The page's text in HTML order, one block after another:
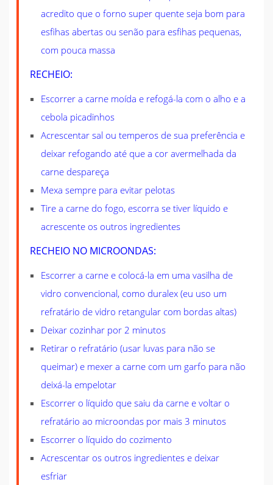
acredito que o forno super quente seja bom para
esfihas abertas ou senão para esfihas pequenas,
com pouca massa
RECHEIO:
Escorrer a carne moída e refogá-la com o alho e a
cebola picadinhos
Acrescentar sal ou temperos de sua preferência e
deixar refogando até que a cor avermelhada da
carne despareça
Mexa sempre para evitar pelotas
Tire a carne do fogo, escorra se tiver líquido e
acrescente os outros ingredientes
RECHEIO NO MICROONDAS:
Escorrer a carne e colocá-la em uma vasilha de
vidro convencional, como duralex (eu uso um
refratário de vidro retangular com bordas altas)
Deixar cozinhar por 2 minutos
Retirar o refratário (usar luvas para não se
queimar) e mexer a carne com um garfo para não
deixá-la empelotar
Escorrer o líquido que saiu da carne e voltar o
refratário ao microondas por mais 3 minutos
Escorrer o líquido do cozimento
Acrescentar os outros ingredientes e deixar
esfriar